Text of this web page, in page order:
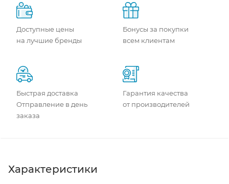
Доступные цены
на лучшие бренды
Бонусы за покупки
всем клиентам
Быстрая доставка
Отправление в день
заказа
Гарантия качества
от производителей
Характеристики